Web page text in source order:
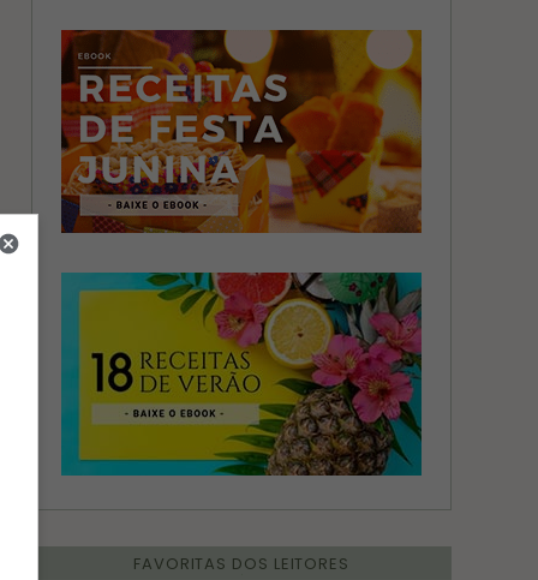
FAVORITAS DOS LEITORES